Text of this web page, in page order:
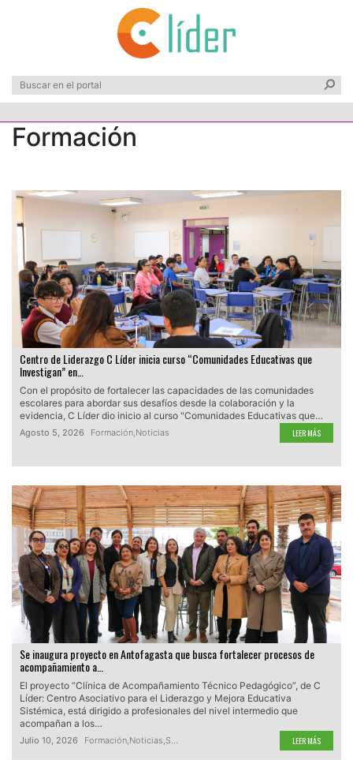
Formación
Centro de Liderazgo C Líder inicia curso “Comunidades Educativas que
Investigan” en…
Con el propósito de fortalecer las capacidades de las comunidades
escolares para abordar sus desafíos desde la colaboración y la
evidencia, C Líder dio inicio al curso "Comunidades Educativas que…
Agosto 5, 2026 Formación,Noticias LEER MÁS
Se inaugura proyecto en Antofagasta que busca fortalecer procesos de
acompañamiento a…
El proyecto “Clínica de Acompañamiento Técnico Pedagógico”, de C
Líder: Centro Asociativo para el Liderazgo y Mejora Educativa
Sistémica, está dirigido a profesionales del nivel intermedio que
acompañan a los…
Julio 10, 2026 Formación,Noticias,Servicios Locales de Educación Pública LEER MÁS